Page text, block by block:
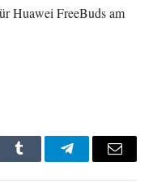
Huawei FreeBuds am
Tumblr TelegramEmail